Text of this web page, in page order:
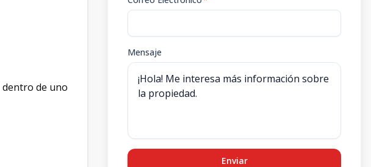
dentro de uno
Mensaje
Enviar